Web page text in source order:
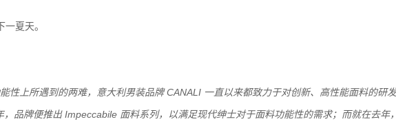
夏天。
性上所遇到的两难，意大利男装品牌CANALI 一直以来都致力于对创新、高性能面料的研
，品牌便推出Impeccabile 面料系列，以满足现代绅士对于面料功能性的需求；而就在去年，